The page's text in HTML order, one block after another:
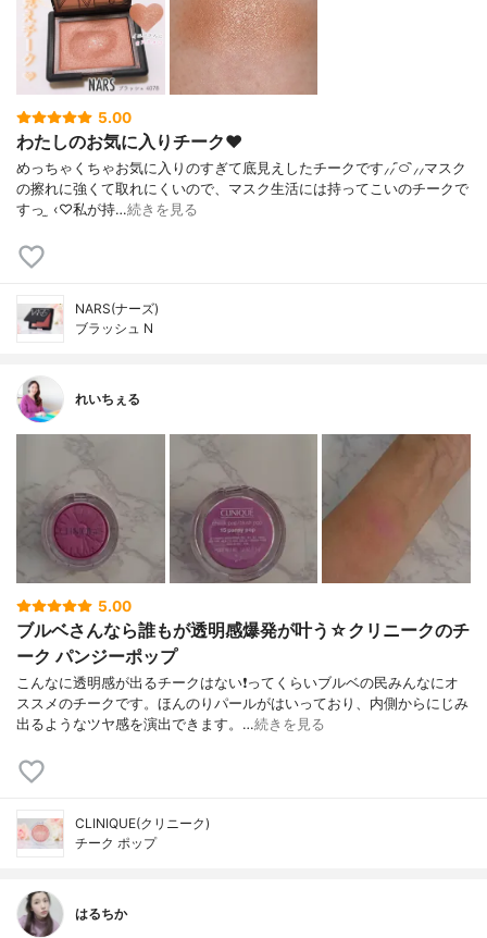
5.00
わたしのお気に入りチーク‪‪❤︎‬
めっちゃくちゃお気に入りのすぎて底見えしたチークです⸝⸝ ᷇࿀ ᷆⸝⸝マスク
の擦れに強くて取れにくいので、マスク生活には持ってこいのチークで
すっ ̫ ‹♡私が持…続きを見る
NARS(ナーズ)
ブラッシュ N
れいちぇる
5.00
ブルベさんなら誰もが透明感爆発が叶う☆クリニークのチ
ーク パンジーポップ
こんなに透明感が出るチークはない❗ってくらいブルベの民みんなにオ
ススメのチークです。ほんのりパールがはいっており、内側からにじみ
出るようなツヤ感を演出できます。…続きを見る
CLINIQUE(クリニーク)
チーク ポップ
はるちか